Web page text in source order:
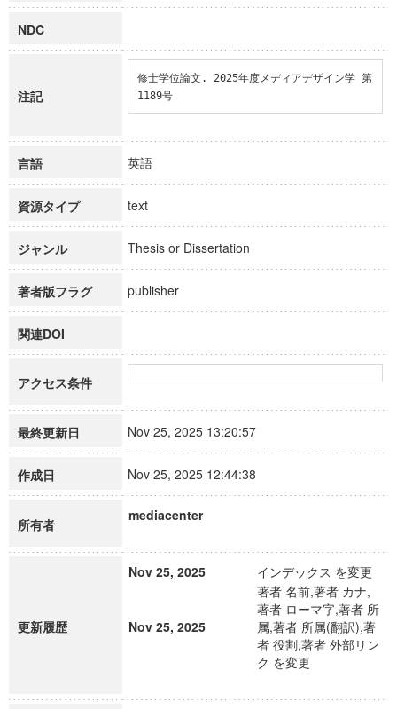
NDC
注記
修士学位論文. 2025年度メディアデザイン学 第
1189号
言語 英語
資源タイプ text
ジャンル Thesis or Dissertation
著者版フラグ publisher
関連DOI
アクセス条件
最終更新日 Nov 25, 2025 13:20:57
作成日 Nov 25, 2025 12:44:38
所有者
mediacenter
更新履歴
Nov 25, 2025 インデックス を変更
Nov 25, 2025
著者 名前,著者 カナ,
著者 ローマ字,著者 所
属,著者 所属(翻訳),著
者 役割,著者 外部リン
ク を変更